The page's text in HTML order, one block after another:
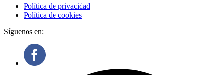
Política de privacidad
Política de cookies
Síguenos en: